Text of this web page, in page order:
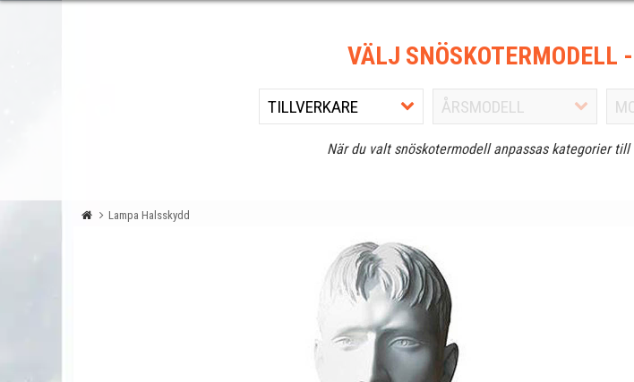
VÄLJ SNÖSKOTERMODELL
När du valt snöskotermodell anpassas kategorier
Lampa Halsskydd